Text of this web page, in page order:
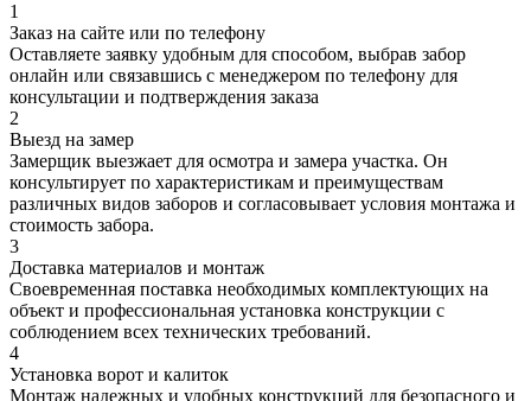
1
Заказ на сайте или по телефону
Оставляете заявку удобным для способом, выбрав забор
онлайн или связавшись с менеджером по телефону для
консультации и подтверждения заказа
2
Выезд на замер
Замерщик выезжает для осмотра и замера участка. Он
консультирует по характеристикам и преимуществам
различных видов заборов и согласовывает условия монтажа и
стоимость забора.
3
Доставка материалов и монтаж
Своевременная поставка необходимых комплектующих на
объект и профессиональная установка конструкции с
соблюдением всех технических требований.
4
Установка ворот и калиток
Монтаж надежных и удобных конструкций для безопасного и